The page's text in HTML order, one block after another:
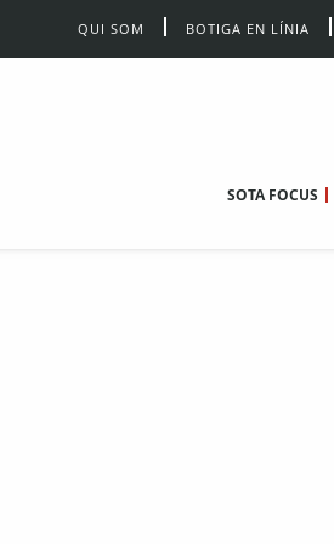
QUI SOM BOTIGA EN LÍNIA
SOTA FOCUS